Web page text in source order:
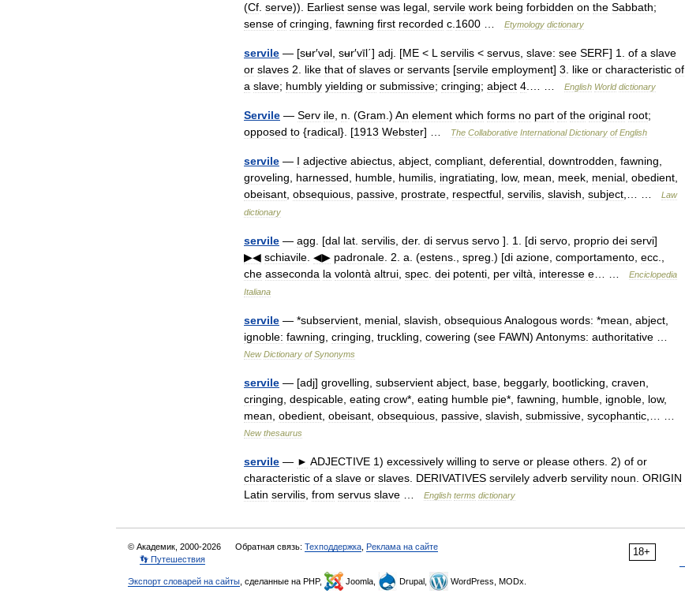
(Cf serve)). Earliest sense was legal servile work being forbidden on the Sabbath;
sense of cringing fawning first recorded c 1600 Etymology dictionary
servile — [sʉr′vəl sʉr′vīl΄] adj . [ME < L servilis < servus slave: see SERF] 1 of a slave
or slaves 2 like that of slaves or servants [servile employment] 3 like or characteristic of
a slave; humbly yielding or submissive; cringing; abject 4 English World dictionary
Servile — Serv ile n . (Gram .) An element which forms no part of the original root;
opposed to {radical}. [1913 Webster] … The Collaborative International Dictionary of English
servile — I adjective abiectus abject compliant deferential downtrodden fawning
groveling
harnessed humble humilis ingratiating low, mean meek menial obedient
obeisant obsequious passive prostrate respectful servilis slavish subject
Law
dictionary
servile — agg . [dal lat servilis der. di servus servo ]. 1 . [di servo proprio dei servi]
▶◀ schiavile ◀▶ padronale 2 a . (estens spreg .) [di azione comportamento ecc
che asseconda la volontà altrui spec dei potenti per viltà interesse e
Enciclopedia
Italiana
servile — *subservient menial slavish obsequiousAnalogous words: *mean abject
ignoble: fawning cringing truckling cowering (see FAWN) Antonyms: authoritative
New Dictionary of Synonyms
servile — [adj] grovelling subservient abject base beggarly, bootlicking craven
cringing despicable eating crow*, eating humble pie*, fawning humble ignoble low,
mean obedient obeisant obsequious passive slavish submissive sycophantic
New thesaurus
servile — ► ADJECTIVE 1) excessively willing to serve or please others 2) of or
characteristic of a slave or slaves DERIVATIVES servilely adverb servility noun ORIGIN
Latin servilis from servus slave English terms dictionary
18+
© Академик, 2000-2026 Обратная связь: Техподдержка Реклама на сайте
👣 Путешествия
Экспорт словарей на сайты , сделанные на PHP, Joomla, Drupal, WordPress, MODx.